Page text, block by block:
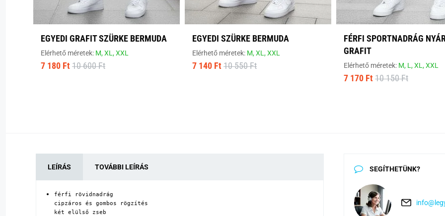
EGYEDI GRAFIT SZÜRKE BERMUDA
Elérhető méretek: M,XL,XXL
7 180 Ft 10 600 Ft
EGYEDI SZÜRKE BERMUDA
Elérhető méretek: M,XL,XXL
7 140 Ft 10 550 Ft
FÉRFI SPORTNADRÁG
GRAFIT
Elérhető méretek: M, L,XL,XXL
7 170 Ft 10 150 Ft
LEÍRÁS TOVÁBBI LEÍRÁS
férfi rövidnadrág
cipzáros és gombos rögzítés
két elülső zseb
SEGÍTHETÜNK?